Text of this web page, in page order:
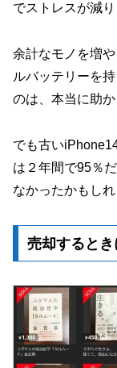
でストレスが減り
余計なモノを増
ルバッテリーを
のは、本当に助か
でも古い
は２年間で95％
なかったかもし
売却すると